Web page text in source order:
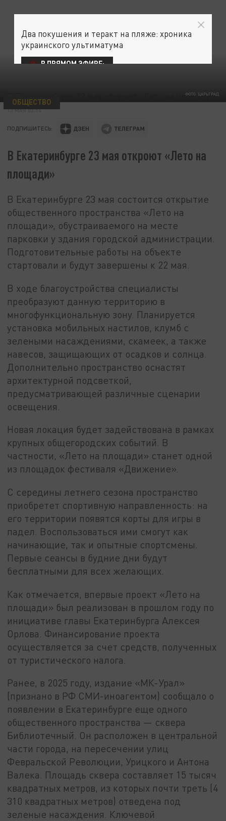
ФОТО: ЦАРЬГРАД
ОБЩЕСТВО
13 МАЯ 03:54
ПОДПИШИТЕСЬ:
В Екатеринбурге 23 мая откроют «Лето на
площади»
В Екатеринбурге 23 мая состоится открытие
общественного пространства «Лето на
площади», обустраиваемого на месте
парковки у здания городской администрации.
Подготовительные работы на объекте
стартовали и будут завершены к 22 мая.
В ходе благоустройства специалисты
преобразуют данную территорию в
многофункциональную зону. Планируется
установка мобильных настилов, клумб с
зелеными насаждениями, скамеек, а также
навесов, защищающих от осадков и солнца.
Дополнительно пространство оснастят
архитектурной подсветкой,
предусматривающей различные сценарии
освещения.
Новая локация будет задействована в рамках
крупных общегородских событий. В
частности, «Лето на площади» станет одной
из площадок фестиваля «Движение».
С середины летнего сезона пространство
приобретет спортивную направленность: на
его территории появятся корты для игры в
падел. Воспользоваться ими смогут как
начинающие, так и опытные спортсмены.
Первые сеансы в будние дни будут
бесплатными для всех желающих.
Как отмечается, впервые проект «Лето на
площади» был реализован в прошлом году по
инициативе главы Екатеринбурга Алексея
Орлова. Финансирование проекта
осуществляется за счет средств, полученных
от туристического налога.
Ранее, в 2025 году, издание «МК-Урал»
(признано в РФ СМИ-иноагентом) сообщало о
появлении в Екатеринбурге еще одного
общественного пространства — сквера
Библиотечный. Он расположен в центральной
части города, на пересечении улиц
Февральской Революции, Урицкого и Антона
Валека. Площадь сквера составляет 15 тысяч
квадратных метров, из которых почти треть (4
310 квадратных метров) отведена под
зеленые насаждения. Ключевой
Два покушения и теракт на пляже: хроника
украинского ультиматума
В ПРЯМОМ ЭФИРЕ: